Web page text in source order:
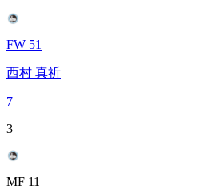
FW 51
西村 真祈
7
3
MF 11